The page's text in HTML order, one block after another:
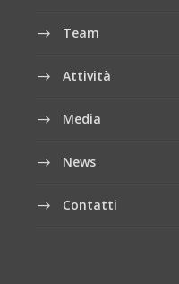
Team
Attività
Media
News
Contatti